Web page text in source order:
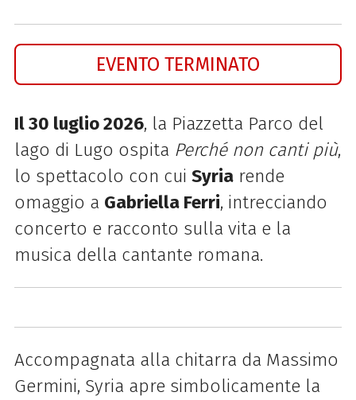
EVENTO TERMINATO
Il 30 luglio 2026, la Piazzetta Parco del
lago di Lugo ospita Perché non canti più,
lo spettacolo con cui Syriarende
omaggio a Gabriella Ferri, intrecciando
concerto e racconto sulla vita e la
musica della cantante romana.
Accompagnata alla chitarra da Massimo
Germini, Syria apre simbolicamente la